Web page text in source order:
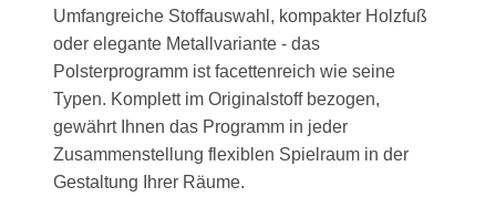
Umfangreiche Stoffauswahl, kompakter Holzfuß
oder elegante Metallvariante - das
Polsterprogramm ist facettenreich wie seine
Typen. Komplett im Originalstoff bezogen,
gewährt Ihnen das Programm in jeder
Zusammenstellung flexiblen Spielraum in der
Gestaltung Ihrer Räume.